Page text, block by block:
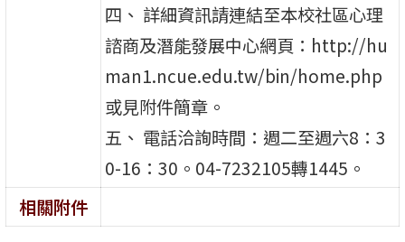
四、 詳細資訊請連結至本校社區心理
諮商及潛能發展中心網頁：http://hu
man1.ncue.edu.tw/bin/home.php
或見附件簡章。
五、 電話洽詢時間：週二至週六8：3
0-16：30。04-7232105轉1445。
相關附件